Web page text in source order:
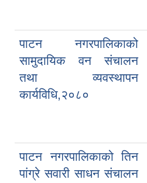
पाटन नगरपालिकाको
सामुदायिक वन संचालन
तथा व्यवस्थापन
कार्यविधि,२०८०
पाटन नगरपालिकाको तिन
पांग्रे सवारी साधन संचालन